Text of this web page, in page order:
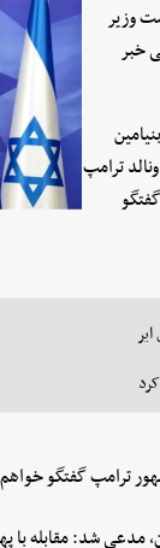
وزیر
خبر
ترامپ
ترامپ گفتگو
مدعی شد: مقابله با